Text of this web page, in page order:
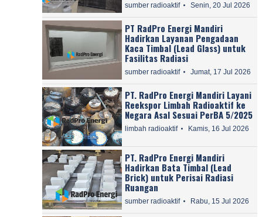
sumber radioaktif Senin, 20 Jul 2026
PT RadPro Energi Mandiri
Hadirkan Layanan Pengadaan
Kaca Timbal (Lead Glass) untuk
Fasilitas Radiasi
sumber radioaktif Jumat, 17 Jul 2026
PT. RadPro Energi Mandiri Layani
Reekspor Limbah Radioaktif ke
Negara Asal Sesuai PerBA 5/2025
limbah radioaktif Kamis, 16 Jul 2026
PT. RadPro Energi Mandiri
Hadirkan Bata Timbal (Lead
Brick) untuk Perisai Radiasi
Ruangan
sumber radioaktif Rabu, 15 Jul 2026